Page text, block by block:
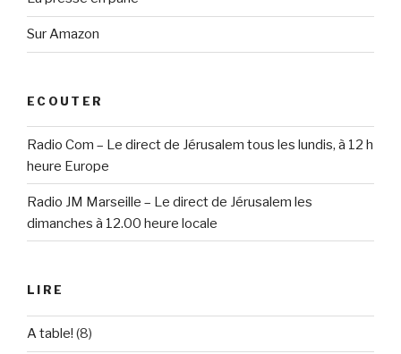
Sur Amazon
ECOUTER
Radio Com – Le direct de Jérusalem tous les lundis, à 12 h
heure Europe
Radio JM Marseille – Le direct de Jérusalem les
dimanches à 12.00 heure locale
LIRE
A table! (8)